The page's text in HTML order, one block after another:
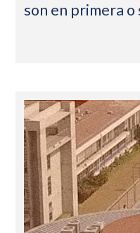
son en primera